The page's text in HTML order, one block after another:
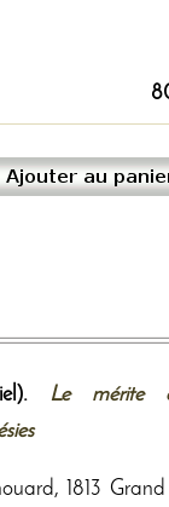
Le mérite
1813